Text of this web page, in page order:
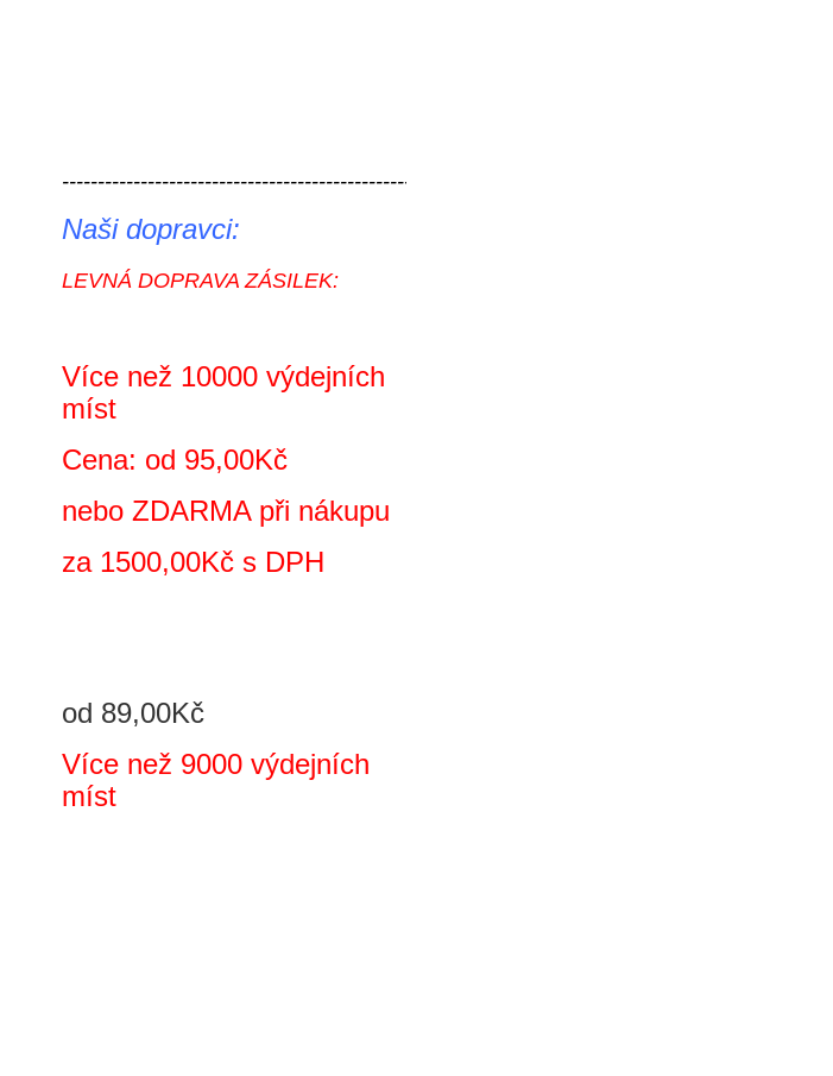
-----------------------------------------------------------
Naši dopravci:
LEVNÁ DOPRAVA ZÁSILEK:
Více než 10000 výdejních
míst
Cena: od 95,00Kč
nebo ZDARMA při nákupu
za 1500,00Kč s DPH
od 89,00Kč
Více než 9000 výdejních
míst